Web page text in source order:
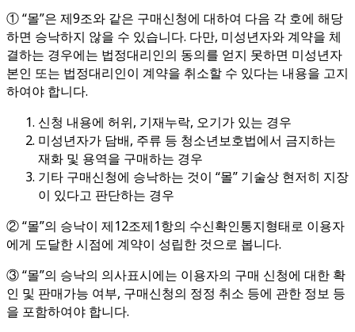
① “몰”은 제9조와 같은 구매신청에 대하여 다음 각 호에 해당
하면 승낙하지 않을 수 있습니다. 다만, 미성년자와 계약을 체
결하는 경우에는 법정대리인의 동의를 얻지 못하면 미성년자
본인 또는 법정대리인이 계약을 취소할 수 있다는 내용을 고지
하여야 합니다.
신청 내용에 허위, 기재누락, 오기가 있는 경우
미성년자가 담배, 주류 등 청소년보호법에서 금지하는
재화 및 용역을 구매하는 경우
기타 구매신청에 승낙하는 것이 “몰” 기술상 현저히 지장
이 있다고 판단하는 경우
② “몰”의 승낙이 제12조제1항의 수신확인통지형태로 이용자
에게 도달한 시점에 계약이 성립한 것으로 봅니다.
③ “몰”의 승낙의 의사표시에는 이용자의 구매 신청에 대한 확
인 및 판매가능 여부, 구매신청의 정정 취소 등에 관한 정보 등
을 포함하여야 합니다.